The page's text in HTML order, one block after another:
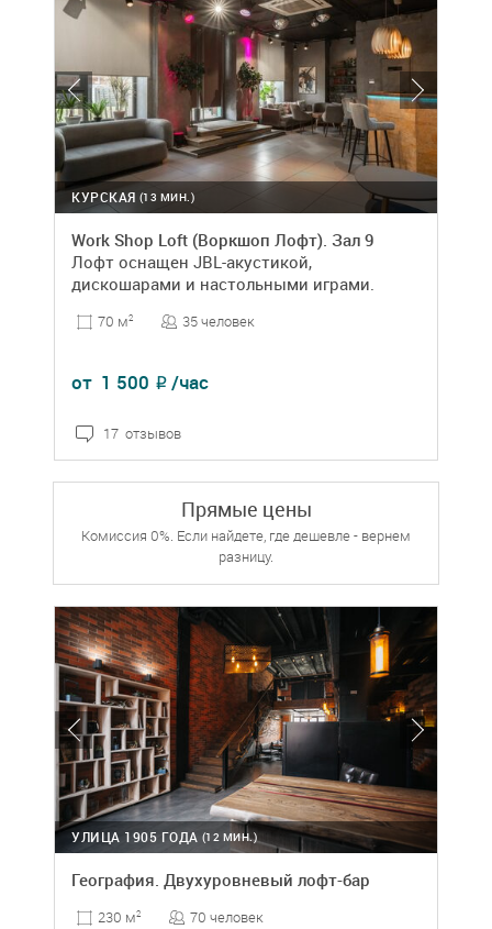
(13 МИН.)
КУРСКАЯ
Work Shop Loft (Воркшоп Лофт). Зал 9
Лофт оснащен JBL-акустикой,
дискошарами и настольными играми.
70 м2 35 человек
от 1 500 ₽ /час
17 отзывов
Прямые цены
Комиссия 0%. Если найдете, где дешевле - вернем
разницу.
(12 МИН.)
УЛИЦА 1905 ГОДА
География. Двухуровневый лофт-бар
230 м2 70 человек